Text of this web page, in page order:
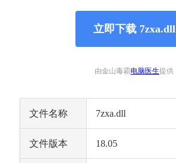
立即下载 7zxa.dll
由金山毒霸电脑医生提供
文件名称 7zxa.dll
文件版本 18.05